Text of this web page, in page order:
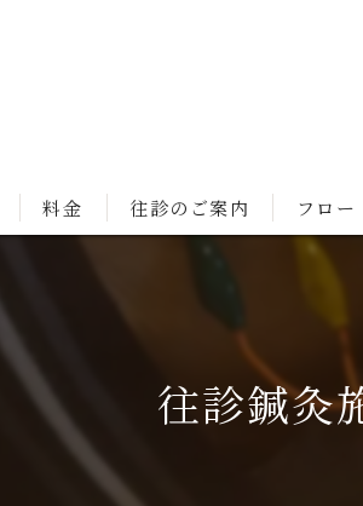
料金 往診のご案内 フロー
往診鍼灸